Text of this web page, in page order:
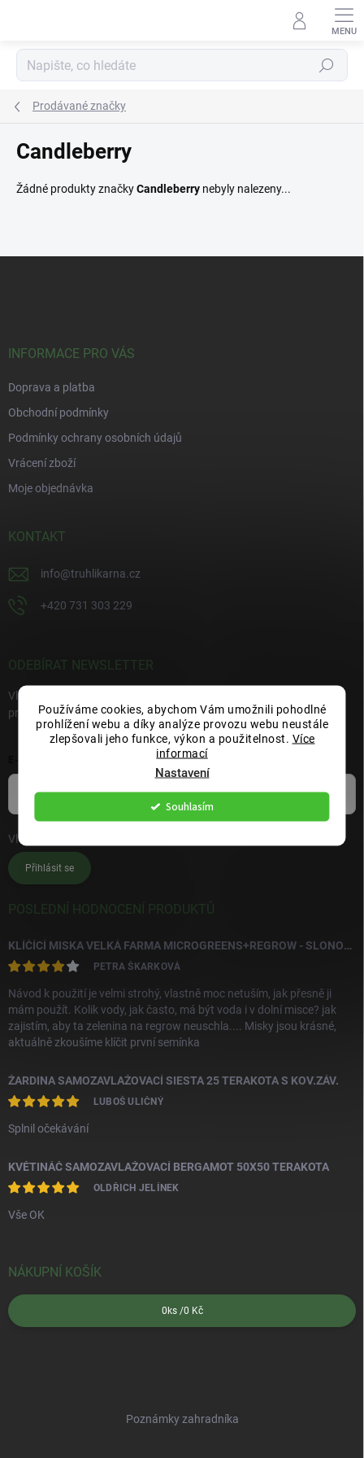
Používáme cookies, abychom Vám umožnili pohodlné
prohlížení webu a díky analýze provozu webu neustále
zlepšovali jeho funkce, výkon a použitelnost. Více
informací
Nastavení
Souhlasím
Hledat
Prodávané značky
Candleberry
Žádné produkty značkyCandleberry nebyly nalezeny...
INFORMACE PRO VÁS
Doprava a platba
Obchodní podmínky
Podmínky ochrany osobních údajů
Vrácení zboží
Moje objednávka
KONTAKT
info@truhlikarna.cz
+420 731 303 229
ODEBÍRAT NEWSLETTER
Vložte svůj e-mail a my vám budeme zasílat informace o nových
produktech na našem e-shopu.
Vložením e-mailu souhlasíte s podmínkami ochrany osobních údajů
Přihlásit se
POSLEDNÍ HODNOCENÍ PRODUKTŮ
KLÍČÍCÍ MISKA VELKÁ FARMA MICROGREENS+REGROW - SLONOVÁ KOST
PETRA ŠKARKOVÁ
Návod k použití je velmi strohý, vlastně moc netuším, jak přesně ji
mám použít. Kolik vody, jak často, má být voda i v dolní misce? jak
zajistím, aby ta zelenina na regrow neuschla.... Misky jsou krásné,
aktuálně zkoušíme klíčit první semínka
ŽARDINA SAMOZAVLAŽOVACÍ SIESTA 25 TERAKOTA S KOV.ZÁV.
LUBOŠ ULIČNÝ
Splnil očekávání
KVĚTINÁČ SAMOZAVLAŽOVACÍ BERGAMOT 50X50 TERAKOTA
OLDŘICH JELÍNEK
Vše OK
NÁKUPNÍ KOŠÍK
0 ks /0 Kč
Poznámky zahradníka